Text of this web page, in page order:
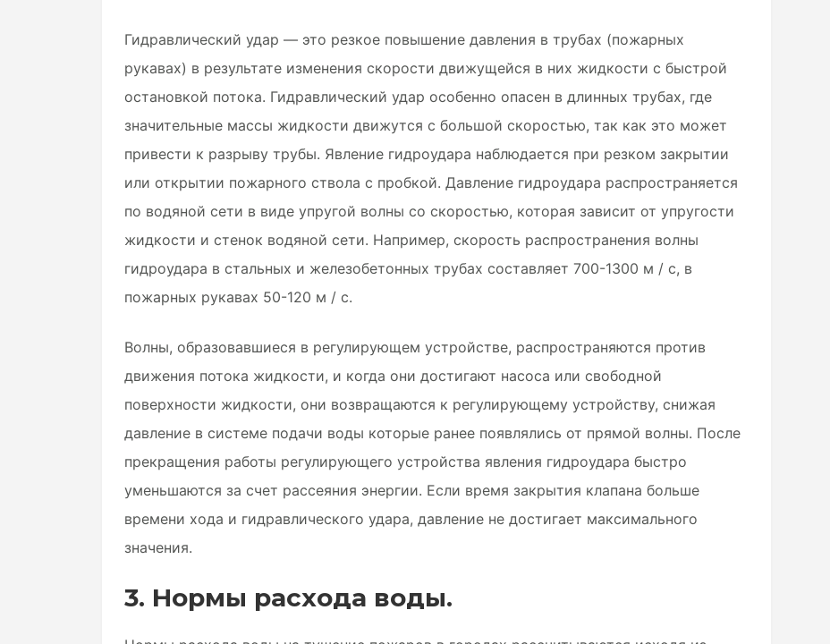
Гидравлический удар — это резкое повышение давления в трубах (пожарных
рукавах) в результате изменения скорости движущейся в них жидкости с быстрой
остановкой потока. Гидравлический удар особенно опасен в длинных трубах, где
значительные массы жидкости движутся с большой скоростью, так как это может
привести к разрыву трубы. Явление гидроудара наблюдается при резком закрытии
или открытии пожарного ствола с пробкой. Давление гидроудара распространяется
по водяной сети в виде упругой волны со скоростью, которая зависит от упругости
жидкости и стенок водяной сети. Например, скорость распространения волны
гидроудара в стальных и железобетонных трубах составляет 700-1300 м / с, в
пожарных рукавах 50-120 м / с.
Волны, образовавшиеся в регулирующем устройстве, распространяются против
движения потока жидкости, и когда они достигают насоса или свободной
поверхности жидкости, они возвращаются к регулирующему устройству, снижая
давление в системе подачи воды которые ранее появлялись от прямой волны. После
прекращения работы регулирующего устройства явления гидроудара быстро
уменьшаются за счет рассеяния энергии. Если время закрытия клапана больше
времени хода и гидравлического удара, давление не достигает максимального
значения.
3. Нормы расхода воды.